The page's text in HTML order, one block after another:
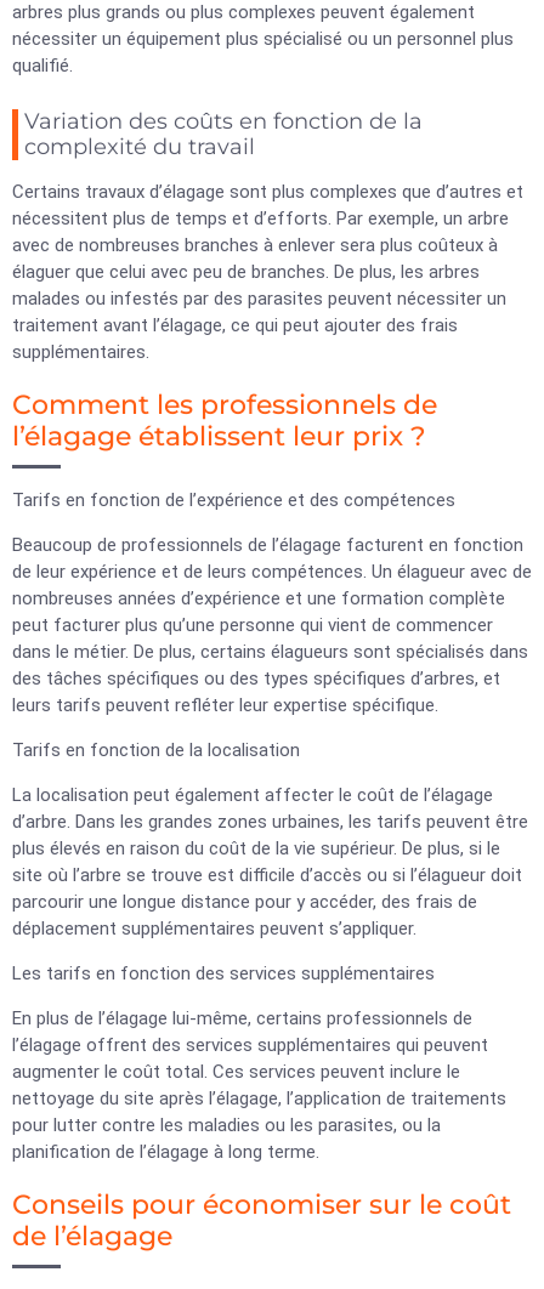
arbres plus grands ou plus complexes peuvent également
nécessiter un équipement plus spécialisé ou un personnel plus
qualifié.
Variation des coûts en fonction de la
complexité du travail
Certains travaux d’élagage sont plus complexes que d’autres et
nécessitent plus de temps et d’efforts. Par exemple, un arbre
avec de nombreuses branches à enlever sera plus coûteux à
élaguer que celui avec peu de branches. De plus, les arbres
malades ou infestés par des parasites peuvent nécessiter un
traitement avant l’élagage, ce qui peut ajouter des frais
supplémentaires.
Comment les professionnels de
l’élagage établissent leur prix ?
Tarifs en fonction de l’expérience et des compétences
Beaucoup de professionnels de l’élagage facturent en fonction
de leur expérience et de leurs compétences. Un élagueur avec de
nombreuses années d’expérience et une formation complète
peut facturer plus qu’une personne qui vient de commencer
dans le métier. De plus, certains élagueurs sont spécialisés dans
des tâches spécifiques ou des types spécifiques d’arbres, et
leurs tarifs peuvent refléter leur expertise spécifique.
Tarifs en fonction de la localisation
La localisation peut également affecter le coût de l’élagage
d’arbre. Dans les grandes zones urbaines, les tarifs peuvent être
plus élevés en raison du coût de la vie supérieur. De plus, si le
site où l’arbre se trouve est difficile d’accès ou si l’élagueur doit
parcourir une longue distance pour y accéder, des frais de
déplacement supplémentaires peuvent s’appliquer.
Les tarifs en fonction des services supplémentaires
En plus de l’élagage lui-même, certains professionnels de
l’élagage offrent des services supplémentaires qui peuvent
augmenter le coût total. Ces services peuvent inclure le
nettoyage du site après l’élagage, l’application de traitements
pour lutter contre les maladies ou les parasites, ou la
planification de l’élagage à long terme.
Conseils pour économiser sur le coût
de l’élagage